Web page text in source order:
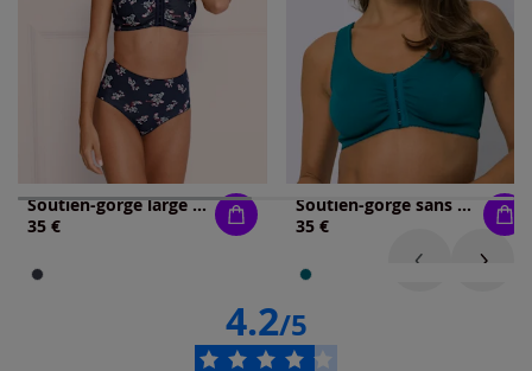
Soutien-gorge large sans armatures lot de 2
35 €
Soutien-gorge sans armatures bon. c, d, e
35 €
4.2/5